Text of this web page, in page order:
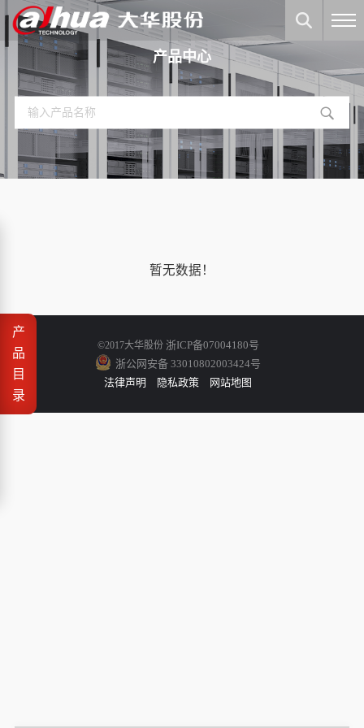
产品中心
产
品
目
录
暂无数据！
©2017大华股份 浙ICP备07004180号
浙公网安备 33010802003424号
法律声明
隐私政策 网站地图